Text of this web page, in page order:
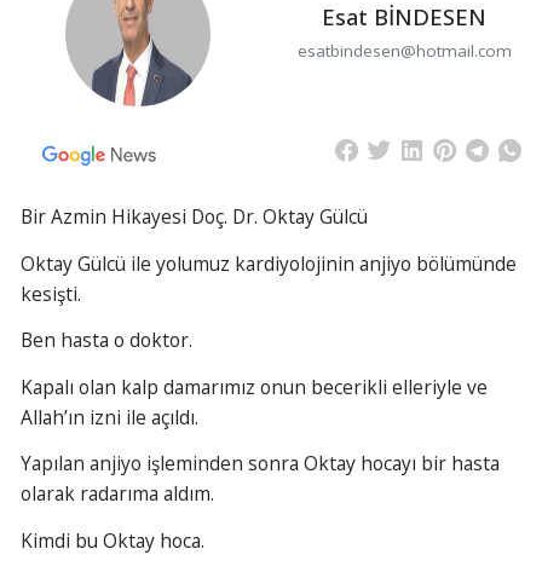
Esat BİNDESEN
esatbindesen@hotmail.com
Bir Azmin Hikayesi Doç. Dr. Oktay Gülcü
Oktay Gülcü ile yolumuz kardiyolojinin anjiyo bölümünde
kesişti.
Ben hasta o doktor.
Kapalı olan kalp damarımız onun becerikli elleriyle ve
Allah’ın izni ile açıldı.
Yapılan anjiyo işleminden sonra Oktay hocayı bir hasta
olarak radarıma aldım.
Kimdi bu Oktay hoca.